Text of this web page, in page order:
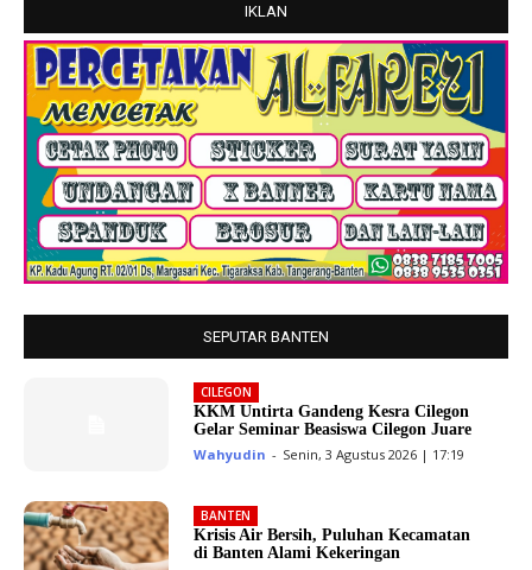
IKLAN
SEPUTAR BANTEN
CILEGON
KKM Untirta Gandeng Kesra Cilegon
Gelar Seminar Beasiswa Cilegon Juare
Wahyudin - Senin, 3 Agustus 2026 | 17:19
BANTEN
Krisis Air Bersih, Puluhan Kecamatan
di Banten Alami Kekeringan